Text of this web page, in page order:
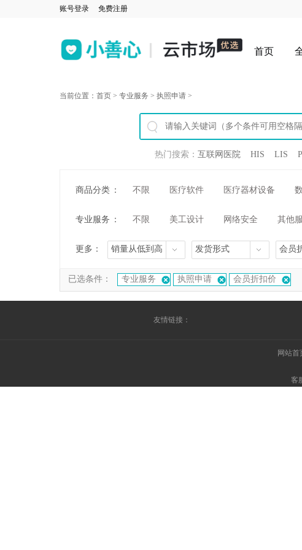
账号登录 免费注册
首页
当前位置： 首页 > 专业服务 > 执照申请 >
热门搜索： 互联网医院 HIS LIS
商品分类 ： 不限 医疗软件 医疗器材设备
专业服务 ： 不限 美工设计 网络安全 其他
更多： 销量从低到高 发货形式 会员
已选条件： 专业服务 执照申请 会员折扣价
友情链接：
网站首
客